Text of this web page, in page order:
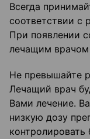
Всегда
соответствии с
При появлении
лечащим врачом
Не превышайте
Лечащий врач
Вами лечение.
низкую дозу